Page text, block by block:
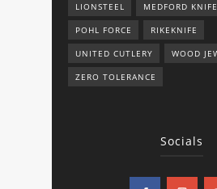
LIONSTEEL MEDFORD
POHL FORCE RIKEKNIFE
UNITED CUTLERY WOOD
ZERO TOLERANCE
Socials